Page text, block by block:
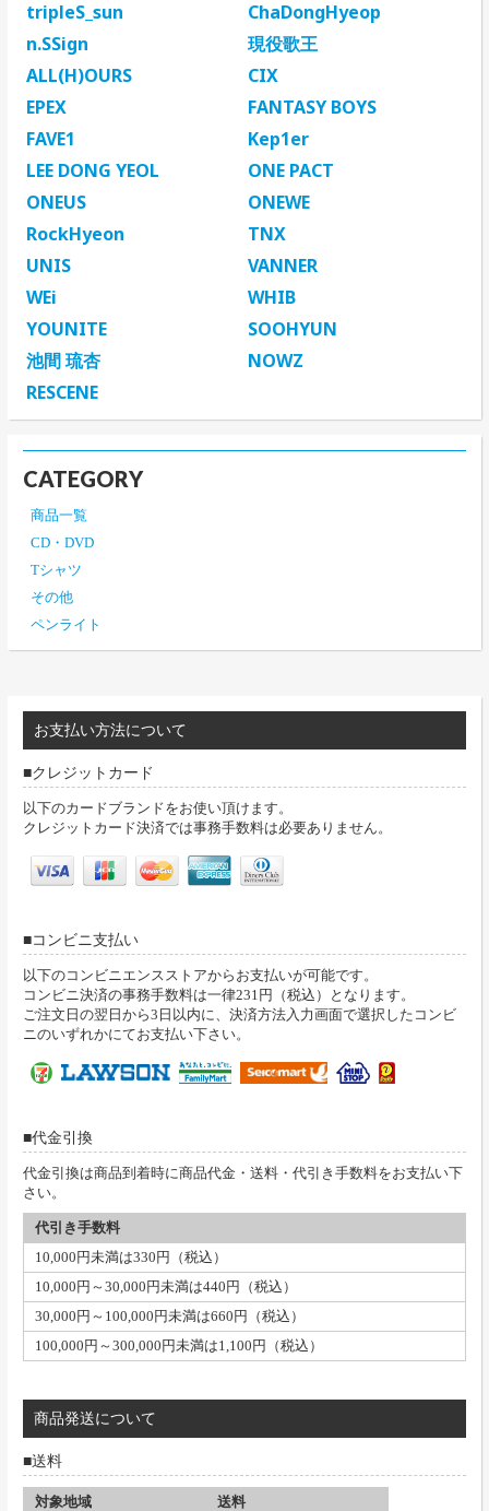
tripleS_sun
ChaDongHyeop
n.SSign
現役歌王
ALL(H)OURS
CIX
EPEX
FANTASY BOYS
FAVE1
Kep1er
LEE DONG YEOL
ONE PACT
ONEUS
ONEWE
RockHyeon
TNX
UNIS
VANNER
WEi
WHIB
YOUNITE
SOOHYUN
池間 琉杏
NOWZ
RESCENE
CATEGORY
商品一覧
CD・DVD
Tシャツ
その他
ペンライト
お支払い方法について
クレジットカード
以下のカードブランドをお使い頂けます。
クレジットカード決済では事務手数料は必要ありません。
コンビニ支払い
以下のコンビニエンスストアからお支払いが可能です。
コンビニ決済の事務手数料は一律231円（税込）となります。
ご注文日の翌日から3日以内に、決済方法入力画面で選択したコンビ
ニのいずれかにてお支払い下さい。
代金引換
代金引換は商品到着時に商品代金・送料・代引き手数料をお支払い下
さい。
代引き手数料
10,000円未満は330円（税込）
10,000円～30,000円未満は440円（税込）
30,000円～100,000円未満は660円（税込）
100,000円～300,000円未満は1,100円（税込）
商品発送について
送料
対象地域
送料